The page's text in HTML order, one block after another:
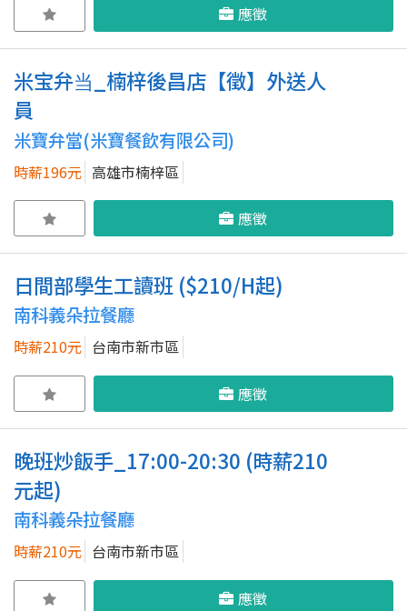
應徵
米宝弁当_楠梓後昌店【徵】外送人
員
米寶弁當(米寶餐飲有限公司)
時薪196元 高雄市楠梓區
應徵
日間部學生工讀班 ($210/H起)
南科義朵拉餐廳
時薪210元 台南市新市區
應徵
晚班炒飯手_17:00-20:30 (時薪210
元起)
南科義朵拉餐廳
時薪210元 台南市新市區
應徵